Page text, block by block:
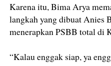
Karena itu, Bima Arya
langkah yang dibuat Anies
menerapkan PSBB total di
“Kalau enggak siap, ya